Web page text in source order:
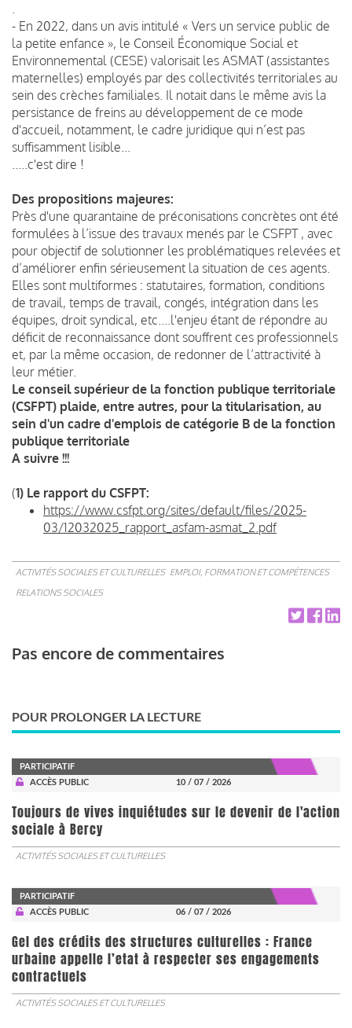
- En 2022, dans un avis intitulé « Vers un service public de
la petite enfance », le Conseil Économique Social et
Environnemental (CESE) valorisait les ASMAT (assistantes
maternelles) employés par des collectivités territoriales au
sein des crèches familiales. Il notait dans le même avis la
persistance de freins au développement de ce mode
d'accueil, notamment, le cadre juridique qui n’est pas
suffisamment lisible...
.....c'est dire !
Des propositions majeures:
Près d'une quarantaine de préconisations concrètes ont été
formulées à l’issue des travaux menés par le CSFPT , avec
pour objectif de solutionner les problématiques relevées et
d’améliorer enfin sérieusement la situation de ces agents.
Elles sont multiformes : statutaires, formation, conditions
de travail, temps de travail, congés, intégration dans les
équipes, droit syndical, etc....l'enjeu étant de répondre au
déficit de reconnaissance dont souffrent ces professionnels
et, par la même occasion, de redonner de l’attractivité à
leur métier.
Le conseil supérieur de la fonction publique territoriale
(CSFPT) plaide, entre autres, pour la titularisation, au
sein d'un cadre d'emplois de catégorie B de la fonction
publique territoriale
A suivre !!!
(1) Le rapport du CSFPT:
https://www.csfpt.org/sites/default/files/2025-
03/12032025_rapport_asfam-asmat_2.pdf
ACTIVITÉS SOCIALES ET CULTURELLES EMPLOI, FORMATION ET COMPÉTENCES
RELATIONS SOCIALES
Pas encore de commentaires
POUR PROLONGER LA LECTURE
PARTICIPATIF
ACCÈS PUBLIC
10 / 07 / 2026
Toujours de vives inquiétudes sur le devenir de l'action
sociale à Bercy
ACTIVITÉS SOCIALES ET CULTURELLES
PARTICIPATIF
ACCÈS PUBLIC
06 / 07 / 2026
Gel des crédits des structures culturelles : France
urbaine appelle l’etat à respecter ses engagements
contractuels
ACTIVITÉS SOCIALES ET CULTURELLES